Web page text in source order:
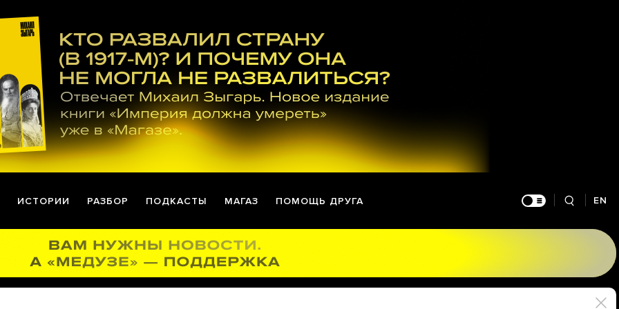
ИСТОРИИ РАЗБОР ПОДКАСТЫ МАГАЗ ПОМОЩЬ ДРУГА EN